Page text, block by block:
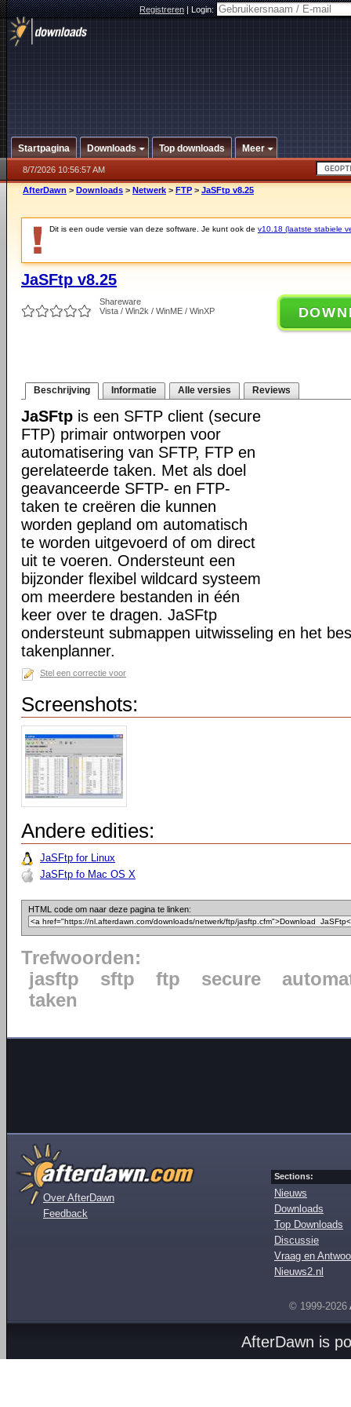
Registreren|Login:
Startpagina Downloads Top downloads Meer
8/7/2026 10:56:57 AM
AfterDawn > Downloads > Netwerk > FTP > JaSFtp v8.25
Dit is een oude versie van deze software. Je kunt ook de v10.18 (laatste stabiele
JaSFtp v8.25
Shareware
Vista / Win2k / WinME / WinXP
Beschrijving Informatie Alle versies Reviews
JaSFtp is een SFTP client (secure
FTP) primair ontworpen voor
automatisering van SFTP, FTP en
gerelateerde taken. Met als doel
geavanceerde SFTP- en FTP-
taken te creëren die kunnen
worden gepland om automatisch
te worden uitgevoerd of om direct
uit te voeren. Ondersteunt een
bijzonder flexibel wildcard systeem
om meerdere bestanden in één
keer over te dragen. JaSFtp
ondersteunt submappen uitwisseling en het
takenplanner.
Stel een correctie voor
Screenshots:
Andere edities:
JaSFtp for Linux
JaSFtp fo Mac OS X
HTML code om naar deze pagina te linken:
Trefwoorden:
jasftp
sftp ftp secure
taken
Over AfterDawn
Feedback
Sections:
Nieuws
Downloads
Top Downloads
Discussie
Vraag en
Nieuws2.nl
© 1999-2026
AfterDawn is